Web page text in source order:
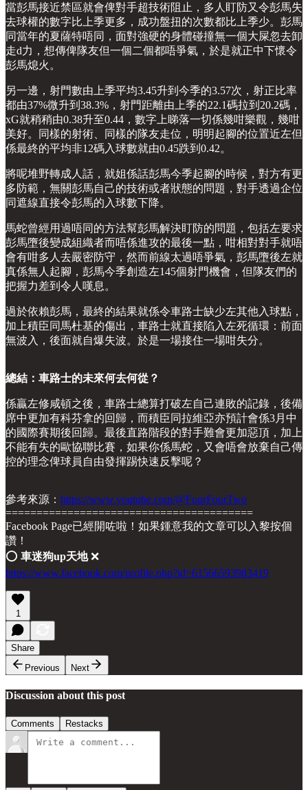
當彭馬接近禁區就會俾對手超技術阻止，多人盯防又令彭馬失
去球權的數字比上季更多，成功盤扭的次數都比上季少。彭馬
同當年的夏薩特唔同，面對強硬的身體碰撞無一個大屎忽去卸
走d力，想傳俾隊友但一個二個都唔爭氣，於是就正中下懷令
彭馬熄火。
另一邊，射門數由上季平均3.45升到今季的3.57次，射正比率
都由37%微升到38.3%，射門距離由上季的22.1碼拉到20.2碼，
xG就稍稍由0.38升至0.44，數字上睇落一切係幾咁樂觀，幾咁
美好。同樣的射術、同樣的隊友走位，明明起腳的位置近左但
係最終的平均非12碼入球數就由0.45跌到0.42。
將呢堆野轉成人話，就姐係話彭馬今季起腳的時候，對方有更
多防範，無關彭馬自己的技術或者狀態的問題，對手透過企位
同遮線直接令彭馬的入球數下降。
馬蛇曾經用過唔同的方法幫彭馬解決盯防的問題，包括左要求
彭馬墮後變成組織者而唔係進攻的最後一點，咁相對對手就唔
會有咁多人去嚴密防守，然而前線太過唔爭氣，彭馬墮後左就
真係無人起腳，彭馬今季創造左145個射門機會，但隊友們的
把握力差到令人嘆息。
過於依賴彭馬，最終的結果就係令車路士缺少左其他入球點，
加上積臣同馬杜基的傷出，車路士就直接陷入左死循環：前面
無波入，後面就自爆失波。於是一場接住一場咁失分。
總結：車路士的未來何去何從？
係贏左修咸頓之後，車路士總算打破左自己連敗的記錄，後備
席中更加有科芬拿的回歸，而積臣同拉維亞亦預計會係3月中
的國際賽期後回歸。最後直路階段的對手難會更加惡頂，加上
不能有失的歐協聯比賽，如果你係馬蛇，又會唔會放棄自己傳
控的理念俾球員自由發揮踢快速反擊呢？
參考來源： https://www.youtube.com/@FourFourTwo
========================================
Facebook Page已經開咗啦！如果鍾意我的文章可以入黎按個
讚！
⭕️ 車迷狗up天地❌
https://www.facebook.com/profile.php?id=61566593983419
1
Share
Previous
Next
Discussion about this post
Comments Restacks